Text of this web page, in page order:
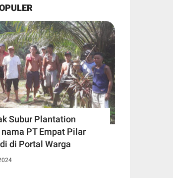
Subur Plantation
PT Empat Pilar
di Portal Warga